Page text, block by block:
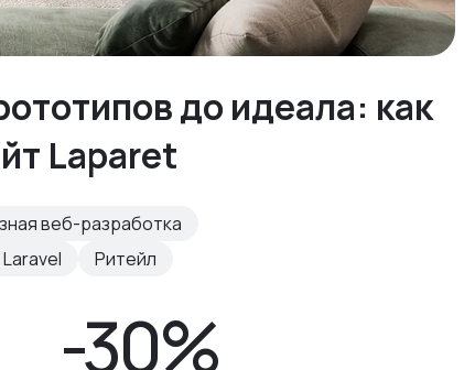
до идеала: как
Laparet
веб-разработка
Ритейл
-30%